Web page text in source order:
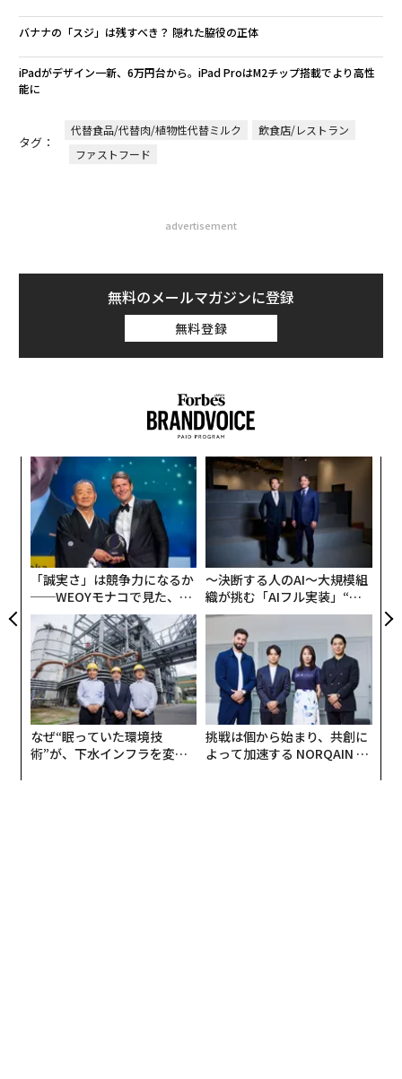
バナナの「スジ」は残すべき？ 隠れた脇役の正体
iPadがデザイン一新、6万円台から。iPad ProはM2チップ搭載でより高性
能に
タグ：
代替食品/代替肉/植物性代替ミルク
飲食店/レストラン
ファストフード
advertisement
無料のメールマガジンに登録
無料登録
「誠実さ」は競争力になるか
──WEOYモナコで見た、く
ら寿司の経営哲学
〜決断する人のAI〜大規模組
織が挑む「AIフル実装」“使
う”企業から“動く”企業へ【N
TTドコモビジネス×PwC】
なぜ“眠っていた環境技
術”が、下水インフラを変え
挑戦は個から始まり、共創に
よって加速する NORQAIN JA